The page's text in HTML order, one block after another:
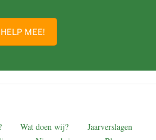
HELP MEE!
Wat doen wij?
Jaarverslagen